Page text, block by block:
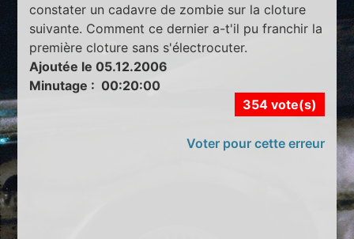
constater un cadavre de zombie sur la cloture
suivante. Comment ce dernier a-t'il pu franchir la
première cloture sans s'électrocuter.
Ajoutée le 05.12.2006
Minutage : 00:20:00
354 vote(s)
Voter pour cette erreur